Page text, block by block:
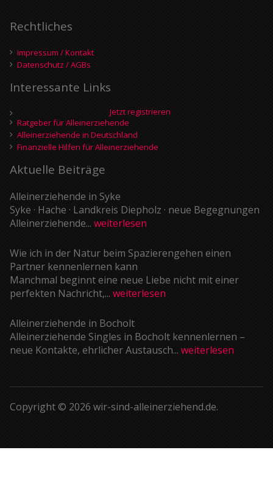
Rechtliches
Impressum / Kontakt
Datenschutz / AGBs
Interessante Links
Jetzt registrieren
Ratgeber für Alleinerziehende
Alleinerziehende in Deutschland
Finanzielle Hilfen für Alleinerziehende
Aktuelle Beiträge
Alleinerziehende in Syke
Syke · Hache · Landkreis Diepholz · neue Begegnungen
Alleinerziehende... weiterlesen
Wie ich in der Natur beim Spazierengehen einen
Partner kennenlernen kann
Manchmal beginnt eine neue Liebe nicht mit einer
perfekten Nachricht,... weiterlesen
Alleinerziehende in Bocholt
Alleinerziehende Singles in Bocholt kennenlernen –
neue Kontakte, ehrlicher Austausch... weiterlesen
Copyright © 2026 wir-sind-alleinerziehend.de.